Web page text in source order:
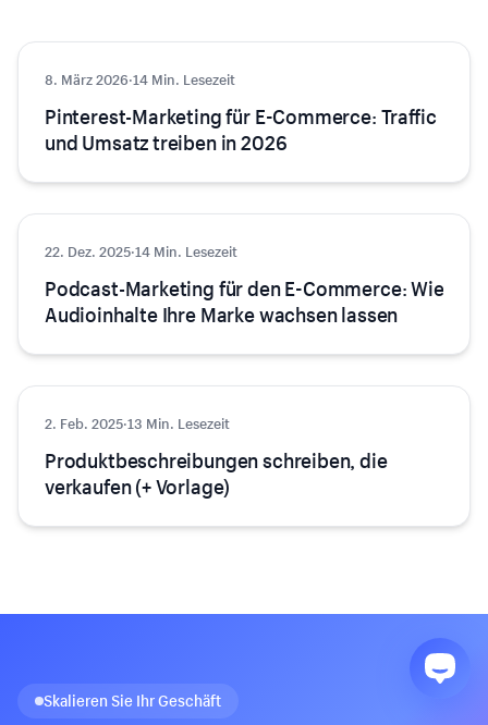
Marketing
8. März 2026·14 Min. Lesezeit
Pinterest-Marketing für E-Commerce: Traffic
und Umsatz treiben in 2026
Marketing
22. Dez. 2025·14 Min. Lesezeit
Podcast-Marketing für den E-Commerce: Wie
Audioinhalte Ihre Marke wachsen lassen
Marketing
2. Feb. 2025·13 Min. Lesezeit
Produktbeschreibungen schreiben, die
verkaufen (+ Vorlage)
Skalieren Sie Ihr Geschäft